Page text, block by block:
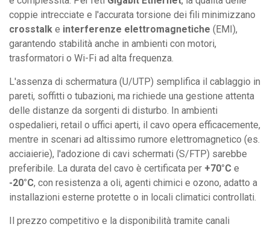
coppie intrecciate e l'accurata torsione dei fili minimizzano
crosstalk e interferenze elettromagnetiche (EMI),
garantendo stabilità anche in ambienti con motori,
trasformatori o Wi-Fi ad alta frequenza.
L'assenza di schermatura (U/UTP) semplifica il cablaggio in
pareti, soffitti o tubazioni, ma richiede una gestione attenta
delle distanze da sorgenti di disturbo. In ambienti
ospedalieri, retail o uffici aperti, il cavo opera efficacemente,
mentre in scenari ad altissimo rumore elettromagnetico (es.
acciaierie), l'adozione di cavi schermati (S/FTP) sarebbe
preferibile. La durata del cavo è certificata per +70°C e
-20°C, con resistenza a oli, agenti chimici e ozono, adatto a
installazioni esterne protette o in locali climatici controllati.
Il prezzo competitivo e la disponibilità tramite canali